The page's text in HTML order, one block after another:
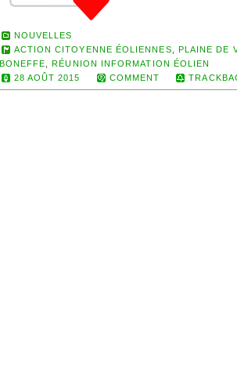
NOUVELLES
ACTION CITOYENNE ÉOLIENNES
PLAINE DE
BONEFFE
RÉUNION INFORMATION ÉOLIEN
28 AOÛT 2015
COMMENT